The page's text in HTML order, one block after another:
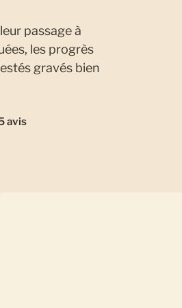
passage à
les progrès
gravés bien
avis